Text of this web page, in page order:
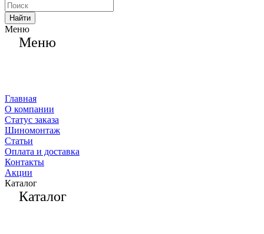
Найти
Меню
Меню
Главная
О компании
Статус заказа
Шиномонтаж
Статьи
Оплата и доставка
Контакты
Акции
Каталог
Каталог